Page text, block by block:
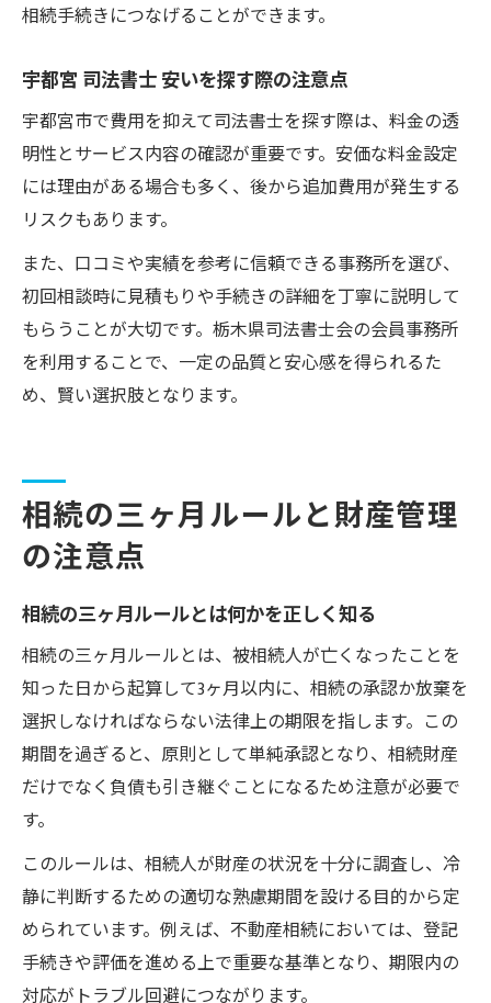
相続手続きにつなげることができます。
宇都宮 司法書士 安いを探す際の注意点
宇都宮市で費用を抑えて司法書士を探す際は、料金の透
明性とサービス内容の確認が重要です。安価な料金設定
には理由がある場合も多く、後から追加費用が発生する
リスクもあります。
また、口コミや実績を参考に信頼できる事務所を選び、
初回相談時に見積もりや手続きの詳細を丁寧に説明して
もらうことが大切です。栃木県司法書士会の会員事務所
を利用することで、一定の品質と安心感を得られるた
め、賢い選択肢となります。
相続の三ヶ月ルールと財産管理
の注意点
相続の三ヶ月ルールとは何かを正しく知る
相続の三ヶ月ルールとは、被相続人が亡くなったことを
知った日から起算して3ヶ月以内に、相続の承認か放棄を
選択しなければならない法律上の期限を指します。この
期間を過ぎると、原則として単純承認となり、相続財産
だけでなく負債も引き継ぐことになるため注意が必要で
す。
このルールは、相続人が財産の状況を十分に調査し、冷
静に判断するための適切な熟慮期間を設ける目的から定
められています。例えば、不動産相続においては、登記
手続きや評価を進める上で重要な基準となり、期限内の
対応がトラブル回避につながります。